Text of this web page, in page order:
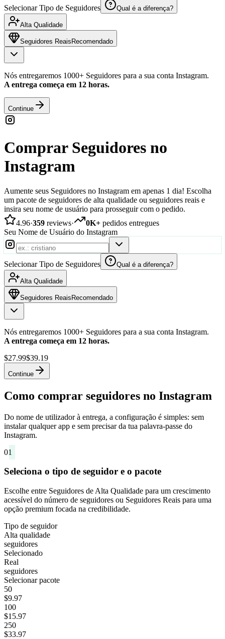
Selecionar Tipo de Seguidores Qual é a diferença?
Alta Qualidade
Seguidores Reais Recomendado
Nós entregaremos 1000+ Seguidores para a sua conta Instagram.
A entrega começa em 12 horas.
Continue
Comprar Seguidores no
Instagram
Aumente seus Seguidores no Instagram em apenas 1 dia! Escolha
um pacote de seguidores de alta qualidade ou seguidores reais e
insira seu nome de usuário para prosseguir com o pedido.
4.96·359 reviews· 0K+ pedidos entregues
Seu Nome de Usuário do Instagram
Selecionar Tipo de Seguidores Qual é a diferença?
Alta Qualidade
Seguidores Reais Recomendado
Nós entregaremos 1000+ Seguidores para a sua conta Instagram.
A entrega começa em 12 horas.
$27.99$39.19
Continue
Como comprar seguidores no Instagram
Do nome de utilizador à entrega, a configuração é simples: sem
instalar qualquer app e sem precisar da tua palavra-passe do
Instagram.
01
Seleciona o tipo de seguidor e o pacote
Escolhe entre Seguidores de Alta Qualidade para um crescimento
acessível do número de seguidores ou Seguidores Reais para uma
opção premium focada na credibilidade.
Tipo de seguidor
Alta qualidade
seguidores
Selecionado
Real
seguidores
Selecionar pacote
50
$9.97
100
$15.97
250
$33.97